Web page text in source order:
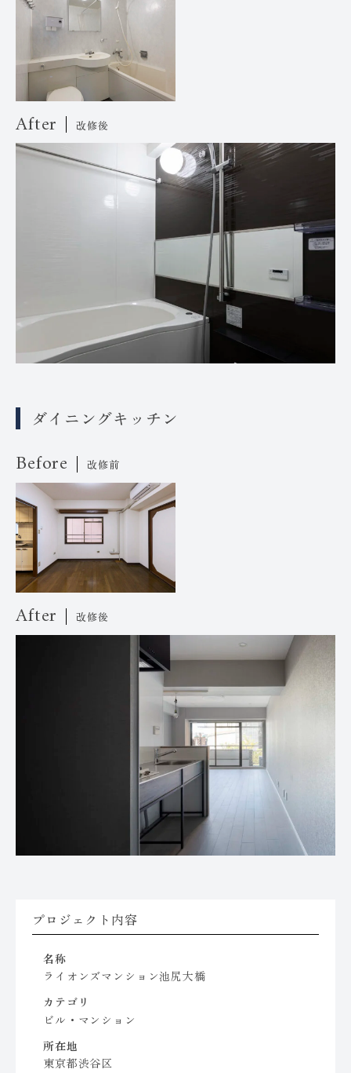
After 改修後
ダイニングキッチン
Before 改修前
After 改修後
プロジェクト内容
名称
ライオンズマンション池尻大橋
カテゴリ
ビル・マンション
所在地
東京都渋谷区